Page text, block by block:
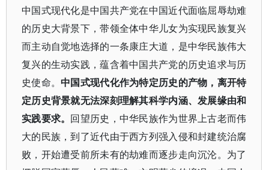
中国式现代化是中国共产党在中国近代面临屈辱劫难
的历史大背景下，带领全体中华儿女为实现民族复兴
而主动自觉地选择的一条康庄大道，是中华民族伟大
复兴的生动实践，蕴含着中国共产党的历史追求与历
史使命。中国式现代化作为特定历史的产物，离开特
定历史背景就无法深刻理解其科学内涵、发展缘由和
实践要求。 回望历史，中华民族作为世界上古老而伟
大的民族，到了近代由于西方列强入侵和封建统治腐
败，开始遭受前所未有的劫难而逐步走向沉沦。为了